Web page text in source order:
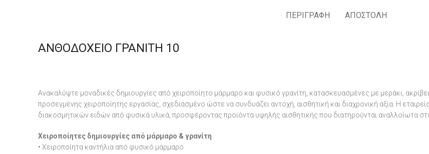
ΠΕΡΙΓΡΑΦΉ ΑΠΟΣΤΟΛΉ
ΑΝΘΟΔΟΧΕΙΟ ΓΡΑΝΙΤΗ 10
Ανακαλύψτε μοναδικές δημιουργίες από χειροποίητο μάρμαρο και φυσικό γρανίτη, κατασκευασμένες με μεράκι,
προσεγμένης χειροποίητης εργασίας, σχεδιασμένο ώστε να συνδυάζει αντοχή, αισθητική και διαχρονική αξία. Η
διακοσμητικών ειδών από φυσικά υλικά, προσφέροντας προϊόντα υψηλής αισθητικής που διατηρούνται αναλλοίωτα
Χειροποίητες δημιουργίες από μάρμαρο & γρανίτη
• Χειροποίητα καντήλια από φυσικό μάρμαρο